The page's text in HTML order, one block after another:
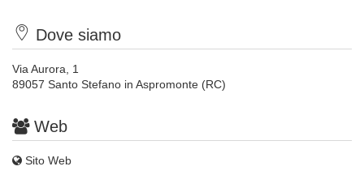
Dove siamo
Via Aurora, 1
89057 Santo Stefano in Aspromonte (RC)
Web
Sito Web